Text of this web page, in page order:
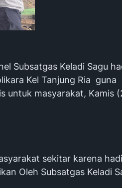
Subsatgas Keladi Sagu
Kel Tanjung Ria guna
untuk masyarakat, Kamis
sekitar karena
Oleh Subsatgas Keladi